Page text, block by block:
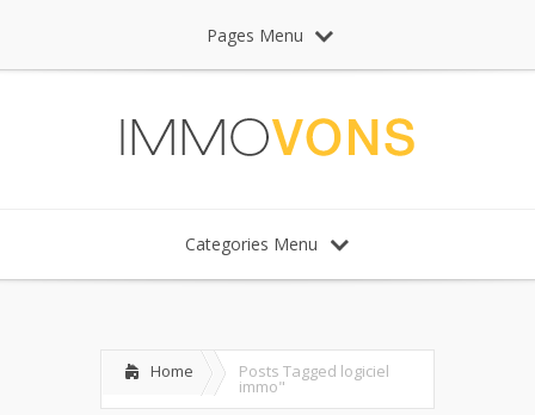
Pages Menu
Categories Menu
Home Posts Tagged logiciel
immo"